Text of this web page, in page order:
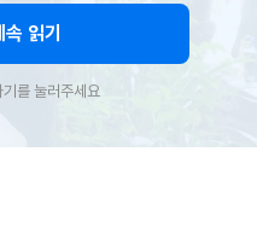
읽기
를 눌러주세요